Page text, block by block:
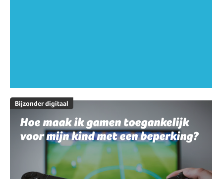
Bijzonder digitaal
Hoe maak ik gamen toegankelijk
voor mijn kind met een beperking?